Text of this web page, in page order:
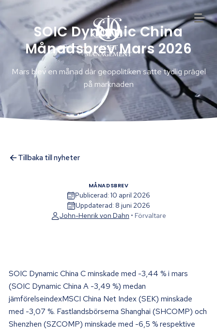
SOIC Dynamic China
Månadsbrev Mars 2026
Mars blev en månad där geopolitiken satte tydlig prägel
på marknaden
Tillbaka till nyheter
MÅNADSBREV
Publicerad:10 april 2026
Uppdaterad: 8 juni 2026
John-Henrik von Dahn • Förvaltare
SOIC Dynamic China C minskade med -3,44 % i mars
(SOIC Dynamic China A -3,49 %) medan
jämförelseindexMSCI China Net Index (SEK) minskade
med -3,07 %. Fastlandsbörserna Shanghai (SHCOMP) och
Shenzhen (SZCOMP) minskade med -6,5 % respektive